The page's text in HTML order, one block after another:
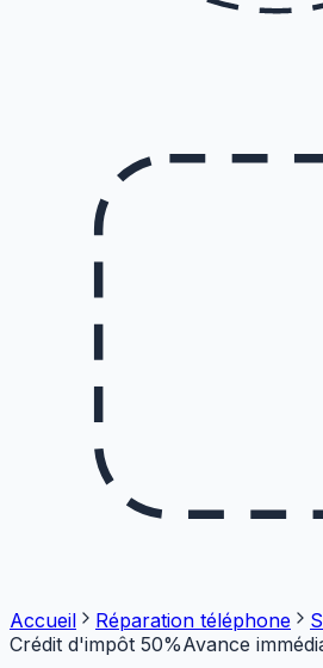
Accueil Réparation téléphone
Crédit d'impôt 50%Avance